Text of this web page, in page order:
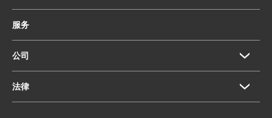
服务
公司
法律